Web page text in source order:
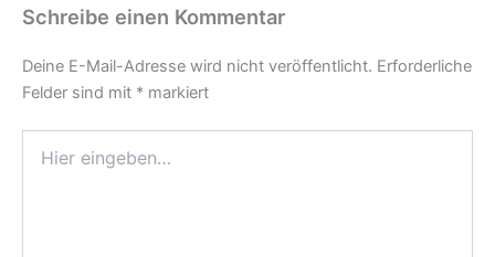
Schreibe einen Kommentar
Deine E-Mail-Adresse wird nicht veröffentlicht. Erforderliche
Felder sind mit * markiert
eingeben…